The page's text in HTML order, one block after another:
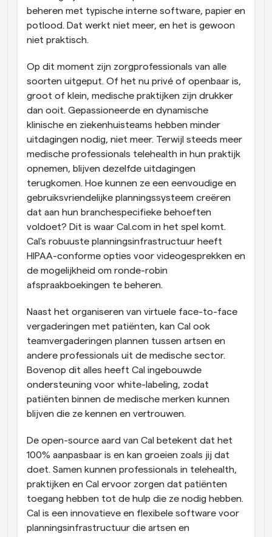
beheren met typische interne software, papier en
potlood. Dat werkt niet meer, en het is gewoon
niet praktisch.
Op dit moment zijn zorgprofessionals van alle
soorten uitgeput. Of het nu privé of openbaar is,
groot of klein, medische praktijken zijn drukker
dan ooit. Gepassioneerde en dynamische
klinische en ziekenhuisteams hebben minder
uitdagingen nodig, niet meer. Terwijl steeds meer
medische professionals telehealth in hun praktijk
opnemen, blijven dezelfde uitdagingen
terugkomen. Hoe kunnen ze een eenvoudige en
gebruiksvriendelijke planningssysteem creëren
dat aan hun branchespecifieke behoeften
voldoet? Dit is waar Cal.com in het spel komt.
Cal's robuuste planningsinfrastructuur heeft
HIPAA-conforme opties voor videogesprekken en
de mogelijkheid om ronde-robin
afspraakboekingen te beheren.
Naast het organiseren van virtuele face-to-face
vergaderingen met patiënten, kan Cal ook
teamvergaderingen plannen tussen artsen en
andere professionals uit de medische sector.
Bovenop dit alles heeft Cal ingebouwde
ondersteuning voor white-labeling, zodat
patiënten binnen de medische merken kunnen
blijven die ze kennen en vertrouwen.
De open-source aard van Cal betekent dat het
100% aanpasbaar is en kan groeien zoals jij dat
doet. Samen kunnen professionals in telehealth,
praktijken en Cal ervoor zorgen dat patiënten
toegang hebben tot de hulp die ze nodig hebben.
Cal is een innovatieve en flexibele software voor
planningsinfrastructuur die artsen en